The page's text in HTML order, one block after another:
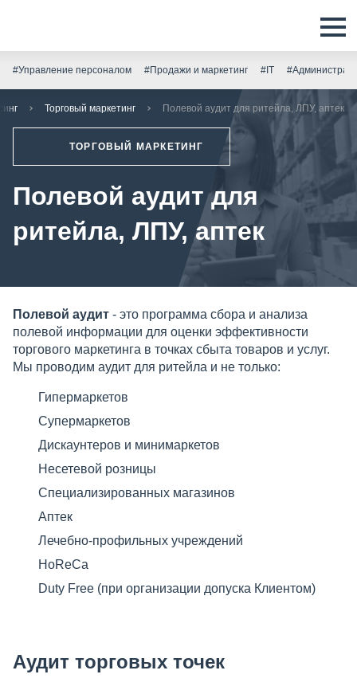
#Управление персоналом #Продажи и маркетинг #IT
Торговый маркетинг Полевой аудит для ритейла, ЛПУ, аптек
ТОРГОВЫЙ МАРКЕТИНГ
Полевой аудит для
ритейла, ЛПУ, аптек
Полевой аудит - это программа сбора и анализа
полевой информации для оценки эффективности
торгового маркетинга в точках сбыта товаров и услуг.
Мы проводим аудит для ритейла и не только:
Гипермаркетов
Супермаркетов
Дискаунтеров и минимаркетов
Несетевой розницы
Специализированных магазинов​
Аптек
Лечебно-профильных учреждений
HoReCa​
Duty Free (при организации допуска Клиентом)
Аудит торговых точек